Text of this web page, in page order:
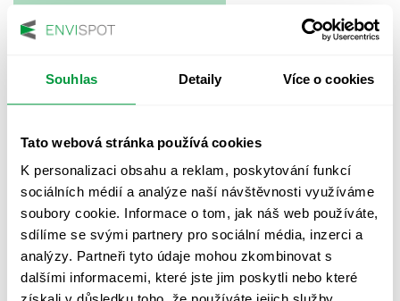
Souhlas Detaily Více o cookies
Tato webová stránka používá cookies
K personalizaci obsahu a reklam, poskytování funkcí
sociálních médií a analýze naší návštěvnosti využíváme
soubory cookie. Informace o tom, jak náš web používáte,
sdílíme se svými partnery pro sociální média, inzerci a
analýzy. Partneři tyto údaje mohou zkombinovat s
dalšími informacemi, které jste jim poskytli nebo které
OSVĚTLENÍ SPORTOVIŠŤ
VÝPOČET OSVĚTLENÍ VÝPOČET ZASTÍNĚNÍ
VÝPOČTY A NÁVRHY
ZKOUŠKY NOUZOVÉHO OSVĚTLENÍ